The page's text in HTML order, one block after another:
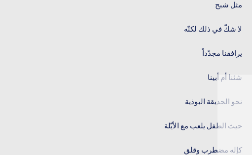
مثل شبح
لا شكّ في ذلك لكنّه
يرافقنا مجدّداً
شئنا أم أبينا
نحو الحديقة البوذية
حيث الطفل يلعب مع الأيّلة
كإله مضطرب وقلق